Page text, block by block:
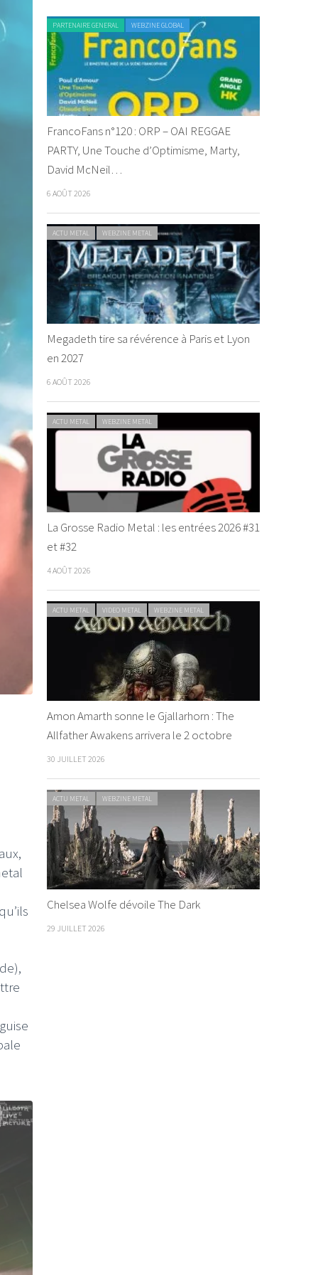
PARTENAIRE GENERAL WEBZINE GLOBAL
FrancoFans n°120 : ORP – OAI REGGAE
PARTY, Une Touche d’Optimisme, Marty,
David McNeil…
6 AOÛT 2026
ACTU METAL WEBZINE METAL
Megadeth tire sa révérence à Paris et Lyon
en 2027
6 AOÛT 2026
ACTU METAL WEBZINE METAL
La Grosse Radio Metal : les entrées 2026 #31
et #32
4 AOÛT 2026
ACTU METAL VIDEO METAL WEBZINE METAL
Amon Amarth sonne le Gjallarhorn : The
Allfather Awakens arrivera le 2 octobre
30 JUILLET 2026
ACTU METAL WEBZINE METAL
Chelsea Wolfe dévoile The Dark
29 JUILLET 2026